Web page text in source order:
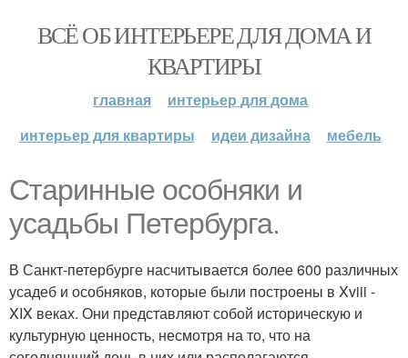
ВСЁ ОБ ИНТЕРЬЕРЕ ДЛЯ ДОМА И
КВАРТИРЫ
главная
интерьер для дома
интерьер для квартиры
идеи дизайна мебель
Старинные особняки и
усадьбы Петербурга.
В Санкт-петербурге насчитывается более 600 различных
усадеб и особняков, которые были построены в Xviii -
XIX веках. Они представляют собой историческую и
культурную ценность, несмотря на то, что на